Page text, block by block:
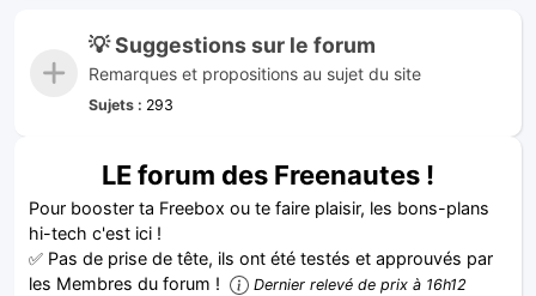
💡 Suggestions sur le forum
Remarques et propositions au sujet du site
Sujets : 293
LE forum des Freenautes !
Pour booster ta Freebox ou te faire plaisir, les bons-plans
hi-tech c'est ici !
✅ Pas de prise de tête, ils ont été testés et approuvés par
les Membres du forum !
Dernier relevé de prix à 16h12